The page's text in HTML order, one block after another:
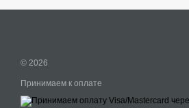
© 2026
Принимаем к оплате